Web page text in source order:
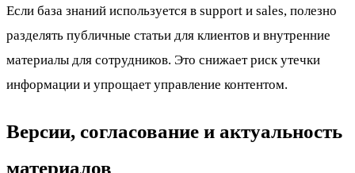
Если база знаний используется в support и sales, полезно
разделять публичные статьи для клиентов и внутренние
материалы для сотрудников. Это снижает риск утечки
информации и упрощает управление контентом.
Версии, согласование и актуальность
материалов